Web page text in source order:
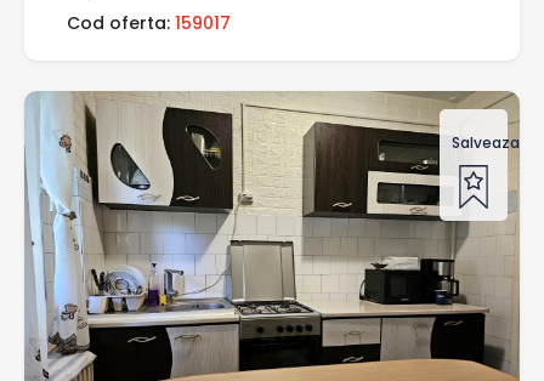
Cod oferta: 159017
Salveaza